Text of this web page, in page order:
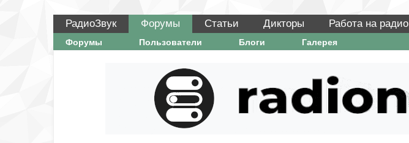
РадиоЗвук Форумы Статьи Дикторы Работа на радио
Форумы Пользователи Блоги Галерея